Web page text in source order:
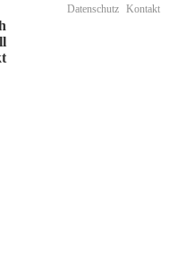
Datenschutz Kontakt